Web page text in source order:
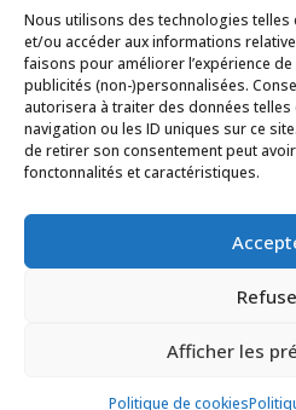
Nous utilisons des technologies
et/ou accéder aux informations
faisons pour améliorer l’expérience
publicités (non-)personnalisées.
autorisera à traiter des données
navigation ou les ID uniques sur ce
de retirer son consentement peut
fonctonnalités et caractéristiques.
Afficher les
Politique de cookies
mars 2017
Politique de
Politique de
Politiques d’expédition
Politique de
Erreurs de prix et/ou
Web et